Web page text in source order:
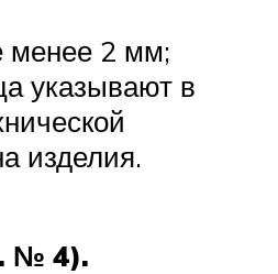
менее 2 мм;
указывают в
изделия.
№ 4).